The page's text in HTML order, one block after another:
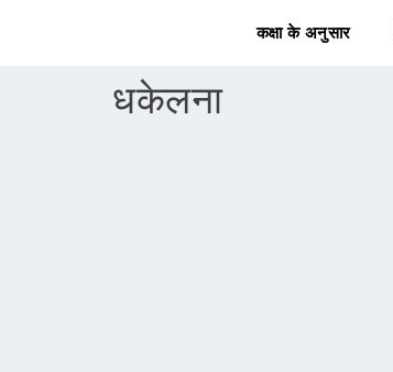
कक्षा के अनुसार
धकेलना